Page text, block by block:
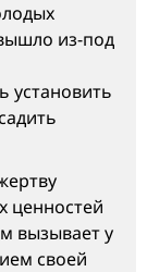
из-под
установить
ценностей
вызывает у
своей